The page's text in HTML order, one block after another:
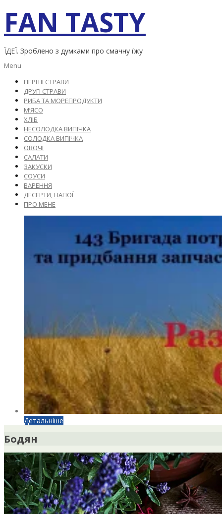
content
FAN TASTY
ЇДЕЇ. Зроблено з думками про смачну їжу
Primary
Menu
Menu
ПЕРШІ СТРАВИ
ДРУГІ СТРАВИ
РИБА ТА МОРЕПРОДУКТИ
М’ЯСО
ХЛІБ
НЕСОЛОДКА ВИПІЧКА
СОЛОДКА ВИПІЧКА
ОВОЧІ
САЛАТИ
ЗАКУСКИ
СОУСИ
ВАРЕННЯ
ДЕСЕРТИ, НАПОЇ
ПРО МЕНЕ
Детальніше
Бодян